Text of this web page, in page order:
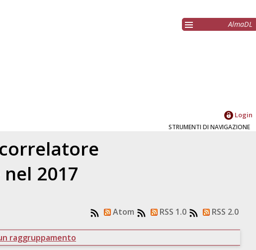
AlmaDL
Login
STRUMENTI DI NAVIGAZIONE
2017
Atom RSS 1.0 RSS 2.0
raggruppamento